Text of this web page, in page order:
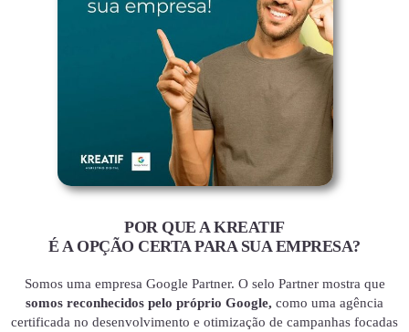
POR QUE A KREATIF
É A OPÇÃO CERTA PARA SUA EMPRESA?
Somos uma empresa Google Partner. O selo Partner mostra que
somos reconhecidos pelo próprio Google, como uma agência
certificada no desenvolvimento e otimização de campanhas focadas